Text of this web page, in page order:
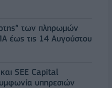
των πληρωμών
έως τις 14 Αυγούστου
SEE Capital
υπηρεσιών